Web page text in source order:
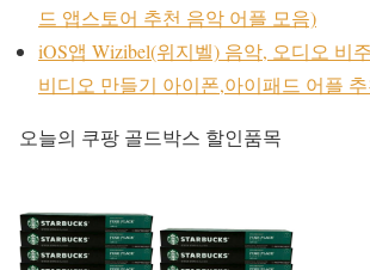
드 앱스토어 추천 음악 어플 모음)
iOS앱 Wizibel(위지벨) 음악, 오디오 비
비디오 만들기 아이폰,아이패드 어플 추
오늘의 쿠팡 골드박스 할인품목